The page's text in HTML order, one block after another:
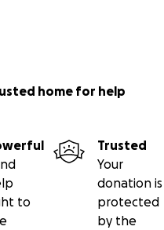
home for help
to
Trusted
Your
donation is
protected
by the